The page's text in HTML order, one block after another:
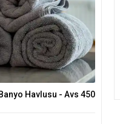
Sepete Ekle
Havlusu - Avs 450